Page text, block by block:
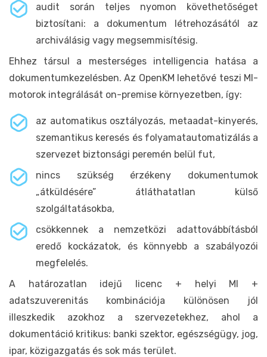
audit során teljes nyomon követhetőséget
biztosítani: a dokumentum létrehozásától az
archiválásig vagy megsemmisítésig.
Ehhez társul a mesterséges intelligencia hatása a
dokumentumkezelésben. Az OpenKM lehetővé teszi MI-
motorok integrálását on-premise környezetben, így:
az automatikus osztályozás, metaadat-kinyerés,
szemantikus keresés és folyamatautomatizálás a
szervezet biztonsági peremén belül fut,
nincs szükség érzékeny dokumentumok
„átküldésére” átláthatatlan külső
szolgáltatásokba,
csökkennek a nemzetközi adattovábbításból
eredő kockázatok, és könnyebb a szabályozói
megfelelés.
A határozatlan idejű licenc + helyi MI +
adatszuverenitás kombinációja különösen jól
illeszkedik azokhoz a szervezetekhez, ahol a
dokumentáció kritikus: banki szektor, egészségügy, jog,
ipar, közigazgatás és sok más terület.